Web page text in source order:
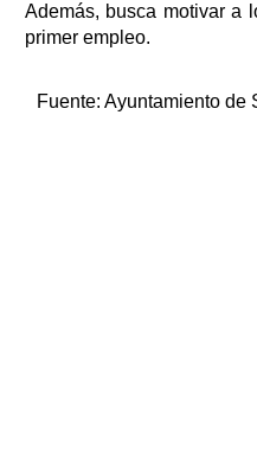
Además, busca motivar a
primer empleo.
Fuente: Ayuntamiento de